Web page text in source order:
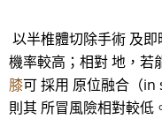
以半椎體切除手術 及
機率較高；相對 地，若
膝可 採用 原位融合（in
則其 所冒風險相對較低